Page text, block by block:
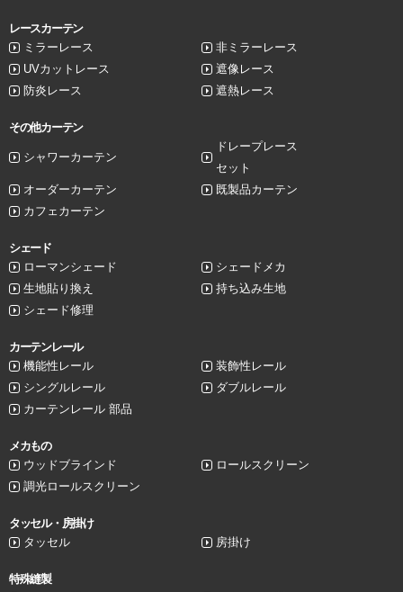
レースカーテン
ミラーレース
非ミラーレース
UVカットレース
遮像レース
防炎レース
遮熱レース
その他カーテン
シャワーカーテン
ドレープレース
セット
オーダーカーテン
既製品カーテン
カフェカーテン
シェード
ローマンシェード
シェードメカ
生地貼り換え
持ち込み生地
シェード修理
カーテンレール
機能性レール
装飾性レール
シングルレール
ダブルレール
カーテンレール 部品
メカもの
ウッドブラインド
ロールスクリーン
調光ロールスクリーン
タッセル・房掛け
タッセル
房掛け
特殊縫製